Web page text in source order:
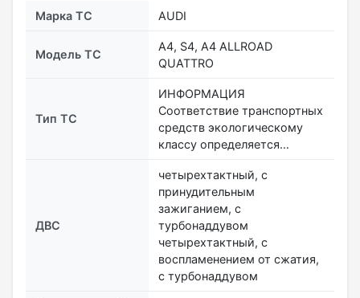
Марка ТС AUDI
Модель ТС
A4, S4, A4 ALLROAD
QUATTRO
Тип ТС
ИНФОРМАЦИЯ
Соответствие транспортных
средств экологическому
классу определяется…
ДВС
четырехтактный, с
принудительным
зажиганием, с
турбонаддувом
четырехтактный, с
воспламенением от сжатия,
с турбонаддувом